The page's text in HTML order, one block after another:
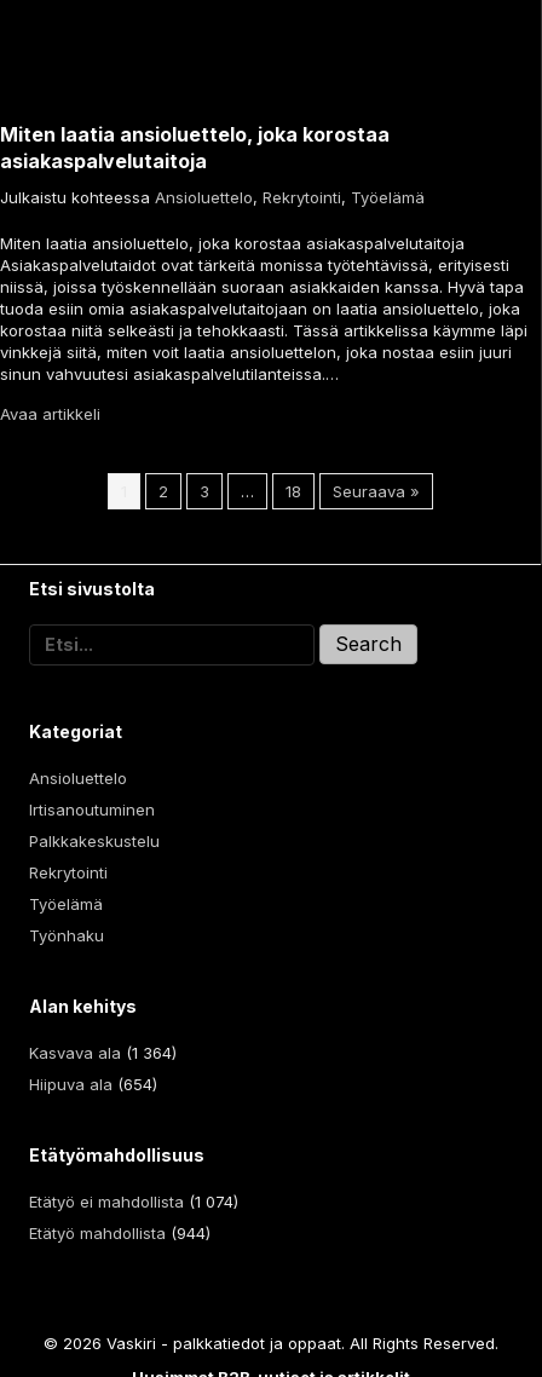
Miten laatia ansioluettelo, joka korostaa
asiakaspalvelutaitoja
Julkaistu kohteessa Ansioluettelo, Rekrytointi, Työelämä
Miten laatia ansioluettelo, joka korostaa asiakaspalvelutaitoja
Asiakaspalvelutaidot ovat tärkeitä monissa työtehtävissä, erityisesti
niissä, joissa työskennellään suoraan asiakkaiden kanssa. Hyvä tapa
tuoda esiin omia asiakaspalvelutaitojaan on laatia ansioluettelo, joka
korostaa niitä selkeästi ja tehokkaasti. Tässä artikkelissa käymme läpi
vinkkejä siitä, miten voit laatia ansioluettelon, joka nostaa esiin juuri
sinun vahvuutesi asiakaspalvelutilanteissa.…
Avaa artikkeli
2 3 … 18 Seuraava »
Etsi sivustolta
Search
for:
Kategoriat
Ansioluettelo
Irtisanoutuminen
Palkkakeskustelu
Rekrytointi
Työelämä
Työnhaku
Alan kehitys
Kasvava ala (1 364)
Hiipuva ala (654)
Etätyömahdollisuus
Etätyö ei mahdollista (1 074)
Etätyö mahdollista (944)
© 2026 Vaskiri - palkkatiedot ja oppaat. All Rights Reserved.